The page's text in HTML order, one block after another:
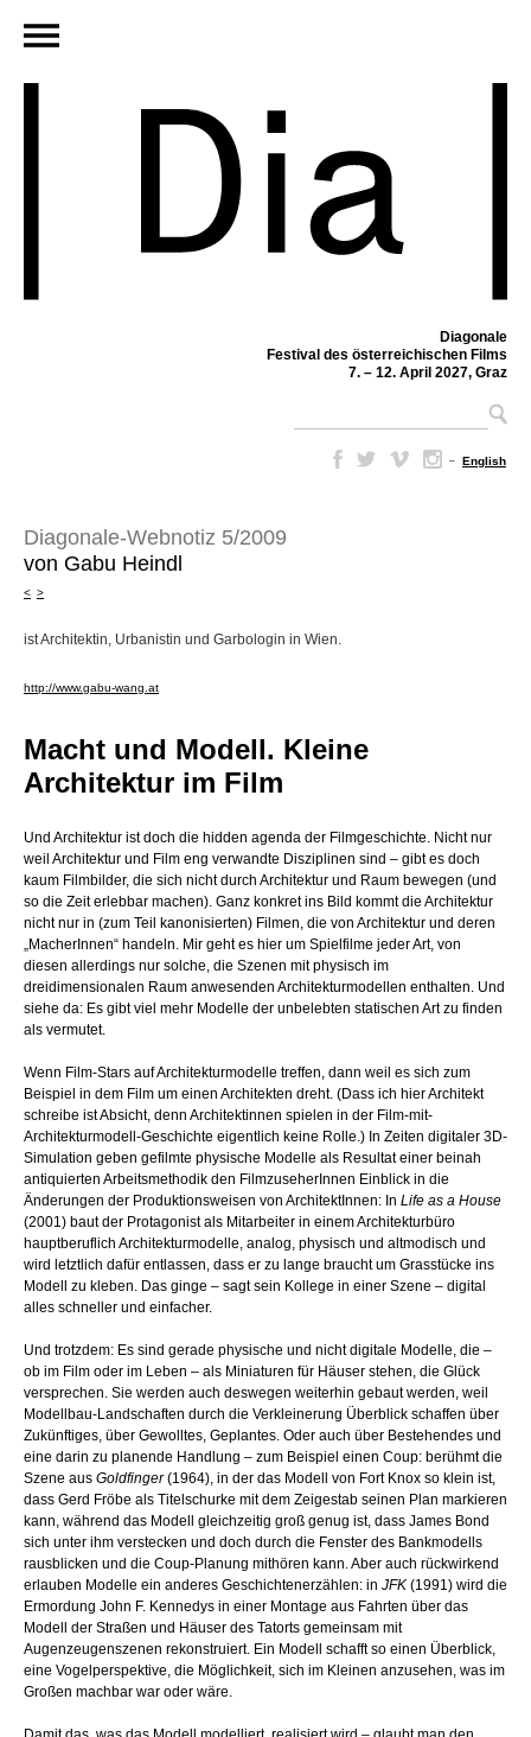
Diagonale
Festival des österreichischen Films
7. – 12. April 2027, Graz
– English
Diagonale-Webnotiz 5/2009
von Gabu Heindl
< >
ist Architektin, Urbanistin und Garbologin in Wien.
http://www.gabu-wang.at
Macht und Modell. Kleine
Architektur im Film
Und Architektur ist doch die hidden agenda der Filmgeschichte. Nicht nur
weil Architektur und Film eng verwandte Disziplinen sind – gibt es doch
kaum Filmbilder, die sich nicht durch Architektur und Raum bewegen (und
so die Zeit erlebbar machen). Ganz konkret ins Bild kommt die Architektur
nicht nur in (zum Teil kanonisierten) Filmen, die von Architektur und deren
„MacherInnen“ handeln. Mir geht es hier um Spielfilme jeder Art, von
diesen allerdings nur solche, die Szenen mit physisch im
dreidimensionalen Raum anwesenden Architekturmodellen enthalten. Und
siehe da: Es gibt viel mehr Modelle der unbelebten statischen Art zu finden
als vermutet.
Wenn Film-Stars auf Architekturmodelle treffen, dann weil es sich zum
Beispiel in dem Film um einen Architekten dreht. (Dass ich hier Architekt
schreibe ist Absicht, denn Architektinnen spielen in der Film-mit-
Architekturmodell-Geschichte eigentlich keine Rolle.) In Zeiten digitaler 3D-
Simulation geben gefilmte physische Modelle als Resultat einer beinah
antiquierten Arbeitsmethodik den FilmzuseherInnen Einblick in die
Änderungen der Produktionsweisen von ArchitektInnen: In Life as a House
(2001) baut der Protagonist als Mitarbeiter in einem Architekturbüro
hauptberuflich Architekturmodelle, analog, physisch und altmodisch und
wird letztlich dafür entlassen, dass er zu lange braucht um Grasstücke ins
Modell zu kleben. Das ginge – sagt sein Kollege in einer Szene – digital
alles schneller und einfacher.
Und trotzdem: Es sind gerade physische und nicht digitale Modelle, die –
ob im Film oder im Leben – als Miniaturen für Häuser stehen, die Glück
versprechen. Sie werden auch deswegen weiterhin gebaut werden, weil
Modellbau-Landschaften durch die Verkleinerung Überblick schaffen über
Zukünftiges, über Gewolltes, Geplantes. Oder auch über Bestehendes und
eine darin zu planende Handlung – zum Beispiel einen Coup: berühmt die
Szene aus Goldfinger(1964), in der das Modell von Fort Knox so klein ist,
dass Gerd Fröbe als Titelschurke mit dem Zeigestab seinen Plan markieren
kann, während das Modell gleichzeitig groß genug ist, dass James Bond
sich unter ihm verstecken und doch durch die Fenster des Bankmodells
rausblicken und die Coup-Planung mithören kann. Aber auch rückwirkend
erlauben Modelle ein anderes Geschichtenerzählen: in JFK (1991) wird die
Ermordung John F. Kennedys in einer Montage aus Fahrten über das
Modell der Straßen und Häuser des Tatorts gemeinsam mit
Augenzeugenszenen rekonstruiert. Ein Modell schafft so einen Überblick,
eine Vogelperspektive, die Möglichkeit, sich im Kleinen anzusehen, was im
Großen machbar war oder wäre.